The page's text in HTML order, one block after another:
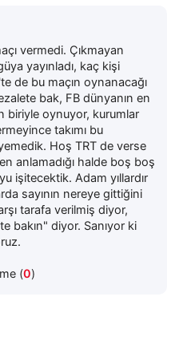
vermedi. Çıkmayan
yayınladı, kaç kişi
de bu maçın oynanacağı
bak, FB dünyanın en
biriyle oynuyor, kurumlar
takımı bu
Hoş TRT de verse
anlamadığı halde boş boş
işitecektik. Adam yıllardır
sayının nereye gittiğini
tarafa verilmiş diyor,
bakın" diyor. Sanıyor ki
(0)